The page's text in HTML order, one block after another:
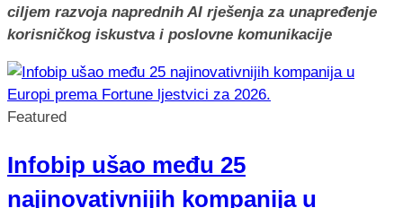
ciljem razvoja naprednih AI rješenja za unapređenje
korisničkog iskustva i poslovne komunikacije
Featured
Infobip ušao među 25
najinovativnijih kompanija u